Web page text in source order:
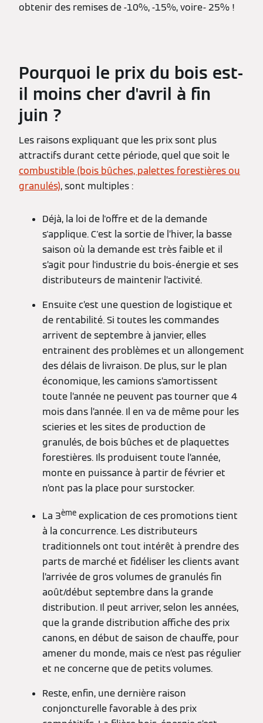
obtenir des remises de -10%, -15%, voire- 25% !
Pourquoi le prix du bois est-
il moins cher d'avril à fin
juin ?
Les raisons expliquant que les prix sont plus
attractifs durant cette période, quel que soit le
combustible (bois bûches, palettes forestières ou
granulés), sont multiples :
Déjà, la loi de l'offre et de la demande
s'applique. C'est la sortie de l’hiver, la basse
saison où la demande est très faible et il
s’agit pour l'industrie du bois-énergie et ses
distributeurs de maintenir l’activité.
Ensuite c’est une question de logistique et
de rentabilité. Si toutes les commandes
arrivent de septembre à janvier, elles
entrainent des problèmes et un allongement
des délais de livraison. De plus, sur le plan
économique, les camions s’amortissent
toute l’année ne peuvent pas tourner que 4
mois dans l’année. Il en va de même pour les
scieries et les sites de production de
granulés, de bois bûches et de plaquettes
forestières. Ils produisent toute l’année,
monte en puissance à partir de février et
n’ont pas la place pour surstocker.
La 3ème explication de ces promotions tient
à la concurrence. Les distributeurs
traditionnels ont tout intérêt à prendre des
parts de marché et fidéliser les clients avant
l’arrivée de gros volumes de granulés fin
août/début septembre dans la grande
distribution. Il peut arriver, selon les années,
que la grande distribution affiche des prix
canons, en début de saison de chauffe, pour
amener du monde, mais ce n’est pas régulier
et ne concerne que de petits volumes.
Reste, enfin, une dernière raison
conjoncturelle favorable à des prix